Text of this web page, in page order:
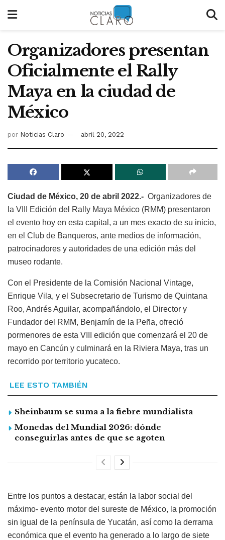
Organizadores presentan
Oficialmente el Rally
Maya en la ciudad de
México
por Noticias Claro abril 20, 2022
Ciudad de México, 20 de abril 2022.- Organizadores de
la VIII Edición del Rally Maya México (RMM) presentaron
el evento hoy en esta capital, a un mes exacto de su inicio,
en el Club de Banqueros, ante medios de información,
patrocinadores y autoridades de una edición más del
museo rodante.
Con el Presidente de la Comisión Nacional Vintage,
Enrique Vila, y el Subsecretario de Turismo de Quintana
Roo, Andrés Aguilar, acompañándolo, el Director y
Fundador del RMM, Benjamín de la Peña, ofreció
pormenores de esta VIII edición que comenzará el 20 de
mayo en Cancún y culminará en la Riviera Maya, tras un
recorrido por territorio yucateco.
LEE ESTO TAMBIÉN
Sheinbaum se suma a la fiebre mundialista
Monedas del Mundial 2026: dónde
conseguirlas antes de que se agoten
Entre los puntos a destacar, están la labor social del
máximo- evento motor del sureste de México, la promoción
sin igual de la península de Yucatán, así como la derrama
económica que el evento ha generado a lo largo de siete